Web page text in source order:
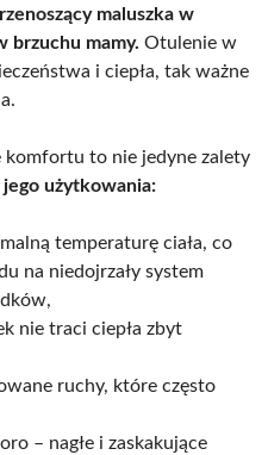
maluszka w
brzuchu mamy. Otulenie w
i ciepła, tak ważne
komfortu to nie jedyne zalety
jego użytkowania:
temperaturę ciała, co
na niedojrzały system
nie traci ciepła zbyt
ruchy, które często
– nagłe i zaskakujące